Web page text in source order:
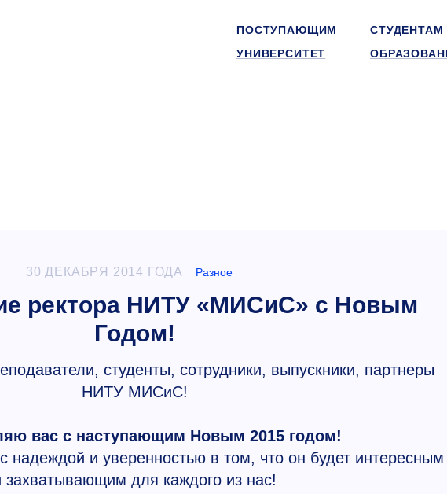
ПОСТУПАЮЩИМ
СТУДЕНТАМ
УНИВЕРСИТЕТ
30 ДЕКАБРЯ 2014 ГОДА Разное
ректора НИТУ «МИСиС» с Новым
Годом!
студенты, сотрудники, выпускники, партнеры
НИТУ МИСиС!
вас с наступающим Новым 2015 годом!
надеждой и уверенностью в том, что он будет интересным
захватывающим для каждого из нас!